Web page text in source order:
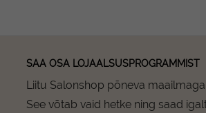
SAA OSA LOJAALSUSPROGRAMMIST
Liitu Salonshop põneva maailmaga.
See võtab vaid hetke ning saad